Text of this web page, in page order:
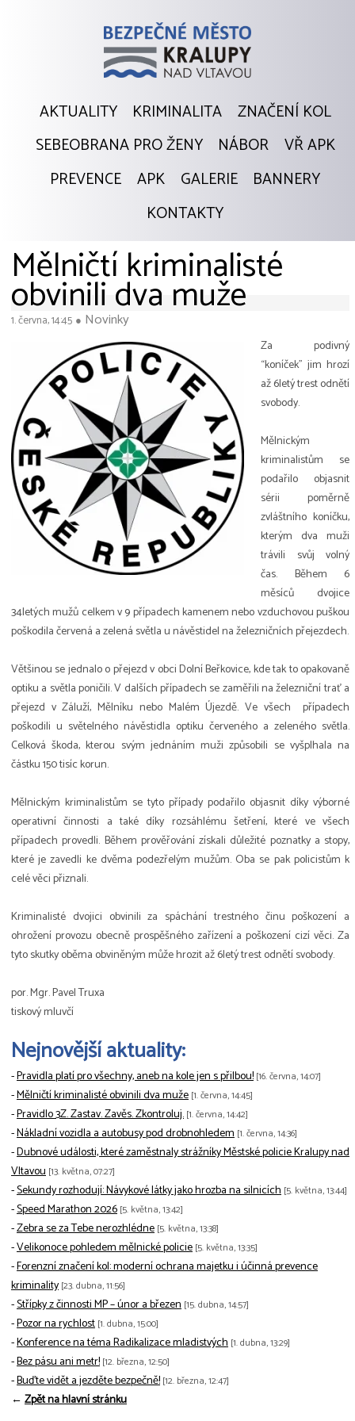
AKTUALITY KRIMINALITA
ZNAČENÍ KOL
SEBEOBRANA PRO ŽENY
NÁBOR
VŘ APK
PREVENCE
APK GALERIE
BANNERY
KONTAKTY
Mělničtí kriminalisté
obvinili dva muže
1. června, 14:45 ● Novinky
Za podivný
“koníček” jim hrozí
až 6letý trest odnětí
svobody.
Mělnickým
kriminalistům se
podařilo objasnit
sérii poměrně
zvláštního koníčku,
kterým dva muži
trávili svůj volný
čas. Během 6
měsíců dvojice
34letých mužů celkem v 9 případech kamenem nebo vzduchovou puškou
poškodila červená a zelená světla u návěstidel na železničních přejezdech.
Většinou se jednalo o přejezd v obci Dolní Beřkovice, kde tak to opakovaně
optiku a světla poničili. V dalších případech se zaměřili na železniční trať a
přejezd v Záluží, Mělníku nebo Malém Újezdě. Ve všech případech
poškodili u světelného návěstidla optiku červeného a zeleného světla.
Celková škoda, kterou svým jednáním muži způsobili se vyšplhala na
částku 150 tisíc korun.
Mělnickým kriminalistům se tyto případy podařilo objasnit díky výborné
operativní činnosti a také díky rozsáhlému šetření, které ve všech
případech provedli. Během prověřování získali důležité poznatky a stopy,
které je zavedli ke dvěma podezřelým mužům. Oba se pak policistům k
celé věci přiznali.
Kriminalisté dvojici obvinili za spáchání trestného činu poškození a
ohrožení provozu obecně prospěšného zařízení a poškození cizí věci. Za
tyto skutky oběma obviněným může hrozit až 6letý trest odnětí svobody.
por. Mgr. Pavel Truxa
tiskový mluvčí
Nejnovější aktuality:
-Pravidla platí pro všechny, aneb na kole jen s přilbou! [16. června, 14:07]
-Mělničtí kriminalisté obvinili dva muže [1. června, 14:45]
-Pravidlo 3Z. Zastav. Zavěs. Zkontroluj. [1. června, 14:42]
-Nákladní vozidla a autobusy pod drobnohledem [1. června, 14:36]
-Dubnové události, které zaměstnaly strážníky Městské policie Kralupy nad
Vltavou [13. května, 07:27]
-Sekundy rozhodují: Návykové látky jako hrozba na silnicích [5. května, 13:44]
-Speed Marathon 2026 [5. května, 13:42]
-Zebra se za Tebe nerozhlédne [5. května, 13:38]
-Velikonoce pohledem mělnické policie [5. května, 13:35]
-Forenzní značení kol: moderní ochrana majetku i účinná prevence
kriminality [23. dubna, 11:56]
-Střípky z činnosti MP – únor a březen [15. dubna, 14:57]
-Pozor na rychlost [1. dubna, 15:00]
-Konference na téma Radikalizace mladistvých [1. dubna, 13:29]
-Bez pásu ani metr! [12. března, 12:50]
-Buďte vidět a jezděte bezpečně! [12. března, 12:47]
← Zpět na hlavní stránku